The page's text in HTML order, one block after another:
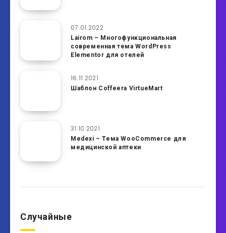
07.01.2022
Lairom – Многофункциональная
современная тема WordPress
Elementor для отелей
16.11.2021
Шаблон Coffeera VirtueMart
31.10.2021
Medexi – Тема WooCommerce для
медицинской аптеки
Случайные